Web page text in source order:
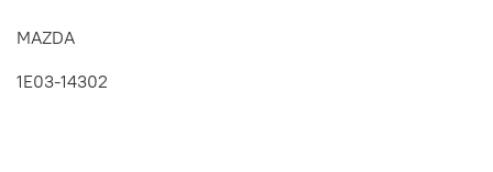
MAZDA
1E03-14302